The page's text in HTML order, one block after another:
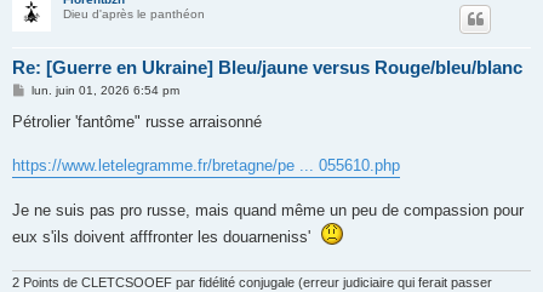
Dieu d'après le panthéon
Re: [Guerre en Ukraine] Bleu/jaune versus Rouge/bleu/blanc
M
s
g
e
lun. juin 01, 2026 6:54 pm
Pétrolier 'fantôme" russe arraisonné
https://www.letelegramme.fr/bretagne/pe ... 055610.php
Je ne suis pas pro russe, mais quand même un peu de compassion pour
eux s'ils doivent afffronter les douarneniss'
2 Points de CLETCSOOEF par fidélité conjugale (erreur judiciaire qui ferait passer